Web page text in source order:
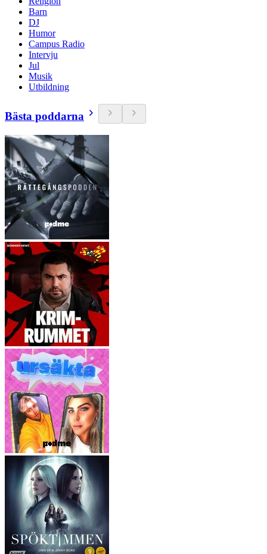
Barn
DJ
Humor
Campus Radio
Intervju
Jul
Musik
Utbildning
Bästa poddarna